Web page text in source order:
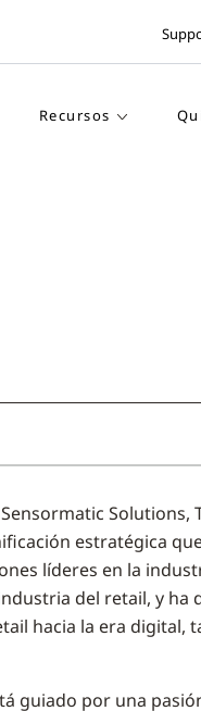
Recursos
estratégica
líderes en la
del retail, y ha
hacia la era digital,
guiado por una